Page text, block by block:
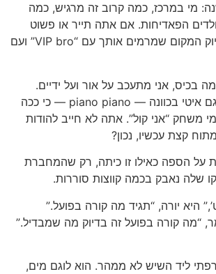
מי במרכז, כמה קרוב זה מרגיש, כמה
הפאדיחות. אם אתה תייר או פשוט
חדש בזה — זה בדיוק המקום שמרמים אותך עם “VIP bro” ועם
בכיס, אני מתעכב על אור ועל ידיים.
mamma mia. אני גם איטי בכוונה — piano piano — כי ככה
משחק “אני קול”. אתה לא חייב להודות
קצת עכשיו, נכון?
על הספה כאילו זו כיתה, רק שהמחברת
שלה נאבק בכמה קווצות סוררות.
היא יורה, “תגיד מה קורה בפועל.”
“מה קורה בפועל זה בדיוק מה שמבדיל.”
ליד השיש לא ממהר. הוא לוגם מים,